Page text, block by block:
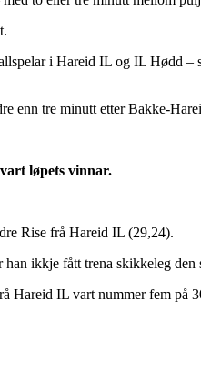
i Hareid IL og IL Hødd –
enn tre minutt etter Bakke-
løpets vinnar.
Rise frå Hareid IL (29,24).
ikkje fått trena skikkeleg den
Hareid IL vart nummer fem på